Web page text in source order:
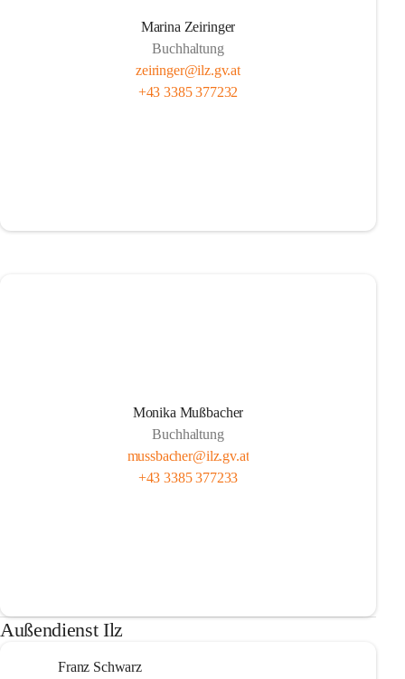
Marina Zeiringer
Buchhaltung
zeiringer@ilz.gv.at
+43 3385 377232
Monika Mußbacher
Buchhaltung
mussbacher@ilz.gv.at
+43 3385 377233
Außendienst Ilz
Franz Schwarz